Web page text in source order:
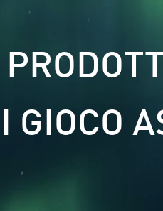
GIOCO